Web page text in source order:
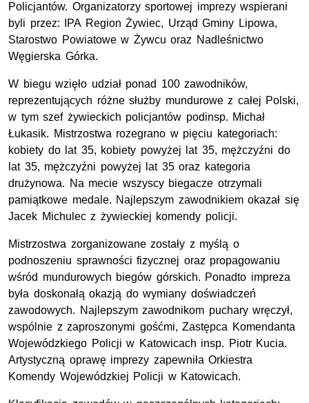
Policjantów. Organizatorzy sportowej imprezy wspierani
byli przez: IPA Region Żywiec, Urząd Gminy Lipowa,
Starostwo Powiatowe w Żywcu oraz Nadleśnictwo
Węgierska Górka.
W biegu wzięło udział ponad 100 zawodników,
reprezentujących różne służby mundurowe z całej Polski,
w tym szef żywieckich policjantów podinsp. Michał
Łukasik. Mistrzostwa rozegrano w pięciu kategoriach:
kobiety do lat 35, kobiety powyżej lat 35, mężczyźni do
lat 35, mężczyźni powyżej lat 35 oraz kategoria
drużynowa. Na mecie wszyscy biegacze otrzymali
pamiątkowe medale. Najlepszym zawodnikiem okazał się
Jacek Michulec z żywieckiej komendy policji.
Mistrzostwa zorganizowane zostały z myślą o
podnoszeniu sprawności fizycznej oraz propagowaniu
wśród mundurowych biegów górskich. Ponadto impreza
była doskonałą okazją do wymiany doświadczeń
zawodowych. Najlepszym zawodnikom puchary wręczył,
wspólnie z zaproszonymi gośćmi, Zastępca Komendanta
Wojewódzkiego Policji w Katowicach insp. Piotr Kucia.
Artystyczną oprawę imprezy zapewniła Orkiestra
Komendy Wojewódzkiej Policji w Katowicach.